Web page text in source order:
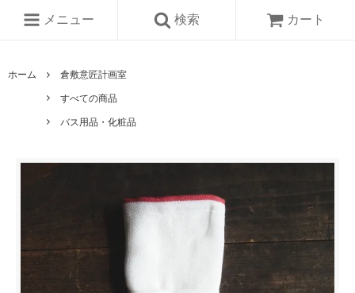
メニュー 検索 カート
ホーム 倉敷意匠計画室
すべての商品
バス用品・化粧品